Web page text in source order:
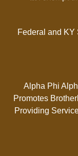
Federal and KY
Alpha Phi
Promotes
Providing